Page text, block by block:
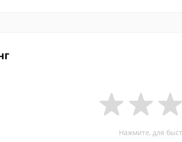
Нажмите, для